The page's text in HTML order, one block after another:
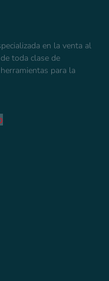
en la venta al
toda clase de
para la